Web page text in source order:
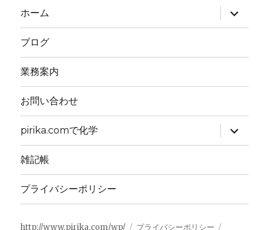
ホーム
サ
ブ
メ
ー
開
ブログ
業務案内
お問い合わせ
pirika.comで化学
サ
ブ
メ
ー
開
雑記帳
プライバシーポリシー
http://www.pirika.com/wp/ プライバシーポリシー